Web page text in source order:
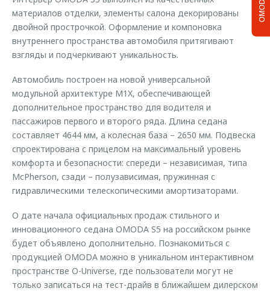
материалов отделки, элементы салона декорированы
двойной прострочкой. Оформление и компоновка
внутреннего пространства автомобиля притягивают
взгляды и подчеркивают уникальность.
Автомобиль построен на новой универсальной
модульной архитектуре M1X, обеспечивающей
дополнительное пространство для водителя и
пассажиров первого и второго ряда. Длина седана
составляет 4644 мм, а колесная база – 2650 мм. Подвеска
спроектирована с прицелом на максимальный уровень
комфорта и безопасности: спереди – независимая, типа
McPherson, сзади – полузависимая, пружинная с
гидравлическими телескопическими амортизаторами.
О дате начала официальных продаж стильного и
инновационного седана OMODA S5 на российском рынке
будет объявлено дополнительно. Познакомиться с
продукцией OMODA можно в уникальном интерактивном
пространстве O-Universe, где пользователи могут не
только записаться на тест-драйв в ближайшем дилерском